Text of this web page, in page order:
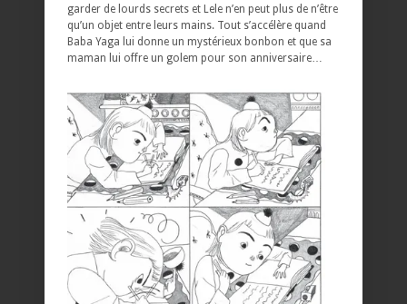
garder de lourds secrets et Lele n’en peut plus de n’être
qu’un objet entre leurs mains. Tout s’accélère quand
Baba Yaga lui donne un mystérieux bonbon et que sa
maman lui offre un golem pour son anniversaire…